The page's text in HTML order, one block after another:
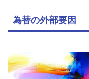
為替の外部要因